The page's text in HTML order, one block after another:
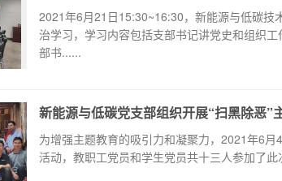
2021年6月21日15:30~16:30，新能源与低碳技
治学习，学习内容包括支部书记讲党史和组织
部书......
新能源与低碳党支部组织开展“扫黑除恶”
为增强主题教育的吸引力和凝聚力，2021年6
活动，教职工党员和学生党员共十三人参加了